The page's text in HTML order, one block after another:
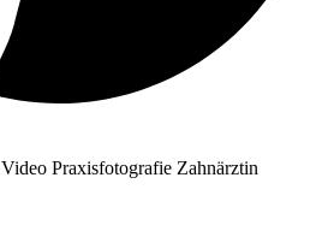
Video Praxisfotografie Zahnärztin